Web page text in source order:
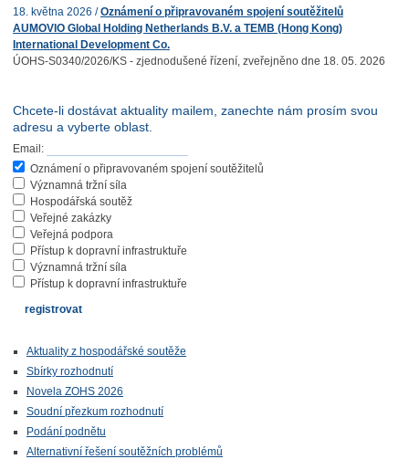
18. května 2026 /Oznámení o připravovaném spojení soutěžitelů
AUMOVIO Global Holding Netherlands B.V. a TEMB (Hong Kong)
International Development Co.
ÚOHS-S0340/2026/KS - zjednodušené řízení, zveřejněno dne 18. 05. 2026
Chcete-li dostávat aktuality mailem, zanechte nám prosím svou
adresu a vyberte oblast.
Email:
Oznámení o připravovaném spojení soutěžitelů
Významná tržní síla
Hospodářská soutěž
Veřejné zakázky
Veřejná podpora
Přístup k dopravní infrastruktuře
Významná tržní síla
Přístup k dopravní infrastruktuře
Aktuality z hospodářské soutěže
Sbírky rozhodnutí
Novela ZOHS 2026
Soudní přezkum rozhodnutí
Podání podnětu
Alternativní řešení soutěžních problémů